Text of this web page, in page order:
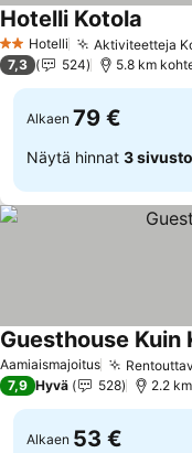
2 Tähtiluokitus
Hotelli Aktiviteetteja
Hotelli Kotola
7,3 524 5.8 km
Alkaen 79 €
Näytä hinnat 3
Aamiaismajoitus
Guesthouse Kuin
7,9 Hyvä 528 2.2
Alkaen 53 €